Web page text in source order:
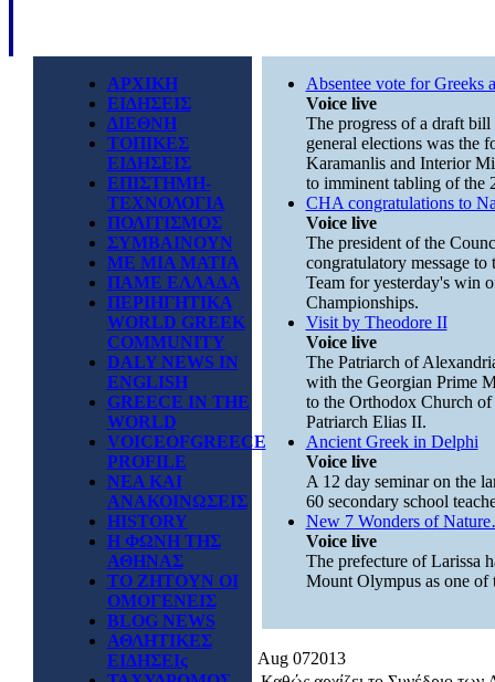
ΑΡΧΙΚΗ
ΕΙΔΗΣΕΙΣ
ΔΙΕΘΝΗ
ΤΟΠΙΚΕΣ
ΕΙΔΗΣΕΙΣ
ΕΠΙΣΤΗΜΗ-
ΤΕΧΝΟΛΟΓΙΑ
ΠΟΛΙΤΙΣΜΟΣ
ΣΥΜΒΑΙΝΟΥΝ
ΜΕ ΜΙΑ ΜΑΤΙΑ
ΠΑΜΕ ΕΛΛΑΔΑ
ΠΕΡΙΗΓΗΤΙΚΑ
WORLD GREEK
COMMUNITY
DALY NEWS IN
ENGLISH
GREECE IN THE
WORLD
VOICEOFGREECE
PROFILE
ΝΕΑ ΚΑΙ
ΑΝΑΚΟΙΝΩΣΕΙΣ
HISTORY
Η ΦΩΝΗ ΤΗΣ
ΑΘΗΝΑΣ
ΤΟ ΖΗΤΟΥΝ ΟΙ
ΟΜΟΓΕΝΕΙΣ
BLOG NEWS
ΑΘΛΗΤΙΚΕΣ
ΕΙΔΗΣΕΙς
Absentee vote for Greeks
Voice live
The progress of a draft
general elections was the
Karamanlis and Interior
to imminent tabling of the
CHA congratulations to
Voice live
The president of the
congratulatory message
Team for yesterday's win
Championships.
Visit by Theodore II
Voice live
The Patriarch of
with the Georgian Prime
to the Orthodox Church
Patriarch Elias II.
Ancient Greek in Delphi
Voice live
A 12 day seminar on the
60 secondary school
New 7 Wonders of
Voice live
The prefecture of Larissa
Mount Olympus as one of
Aug 072013